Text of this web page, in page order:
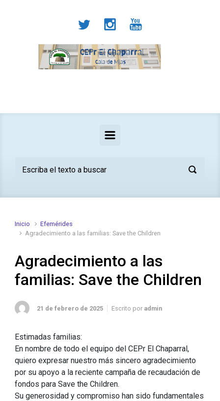
Inicio
Efemérides
Agradecimiento a las familias: Save the Children
Agradecimiento a las
familias: Save the Children
21 de febrero de 2025 Escrito por admin
Estimadas familias:
En nombre de todo el equipo del CEPr El Chaparral,
quiero expresar nuestro más sincero agradecimiento
por su apoyo a la reciente campaña de recaudación de
fondos para Save the Children.
Su generosidad y compromiso han sido fundamentales